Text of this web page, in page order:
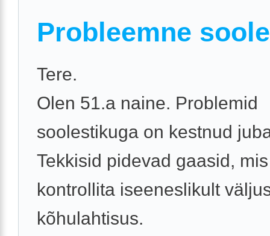
Probleemne
Tere.
Olen 51.a naine. Problemid
soolestikuga on kestnud
Tekkisid pidevad gaasid,
kontrollita iseeneslikult
kõhulahtisus.